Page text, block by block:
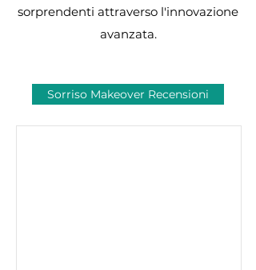
sorprendenti attraverso l'innovazione
avanzata.
Sorriso Makeover Recensioni